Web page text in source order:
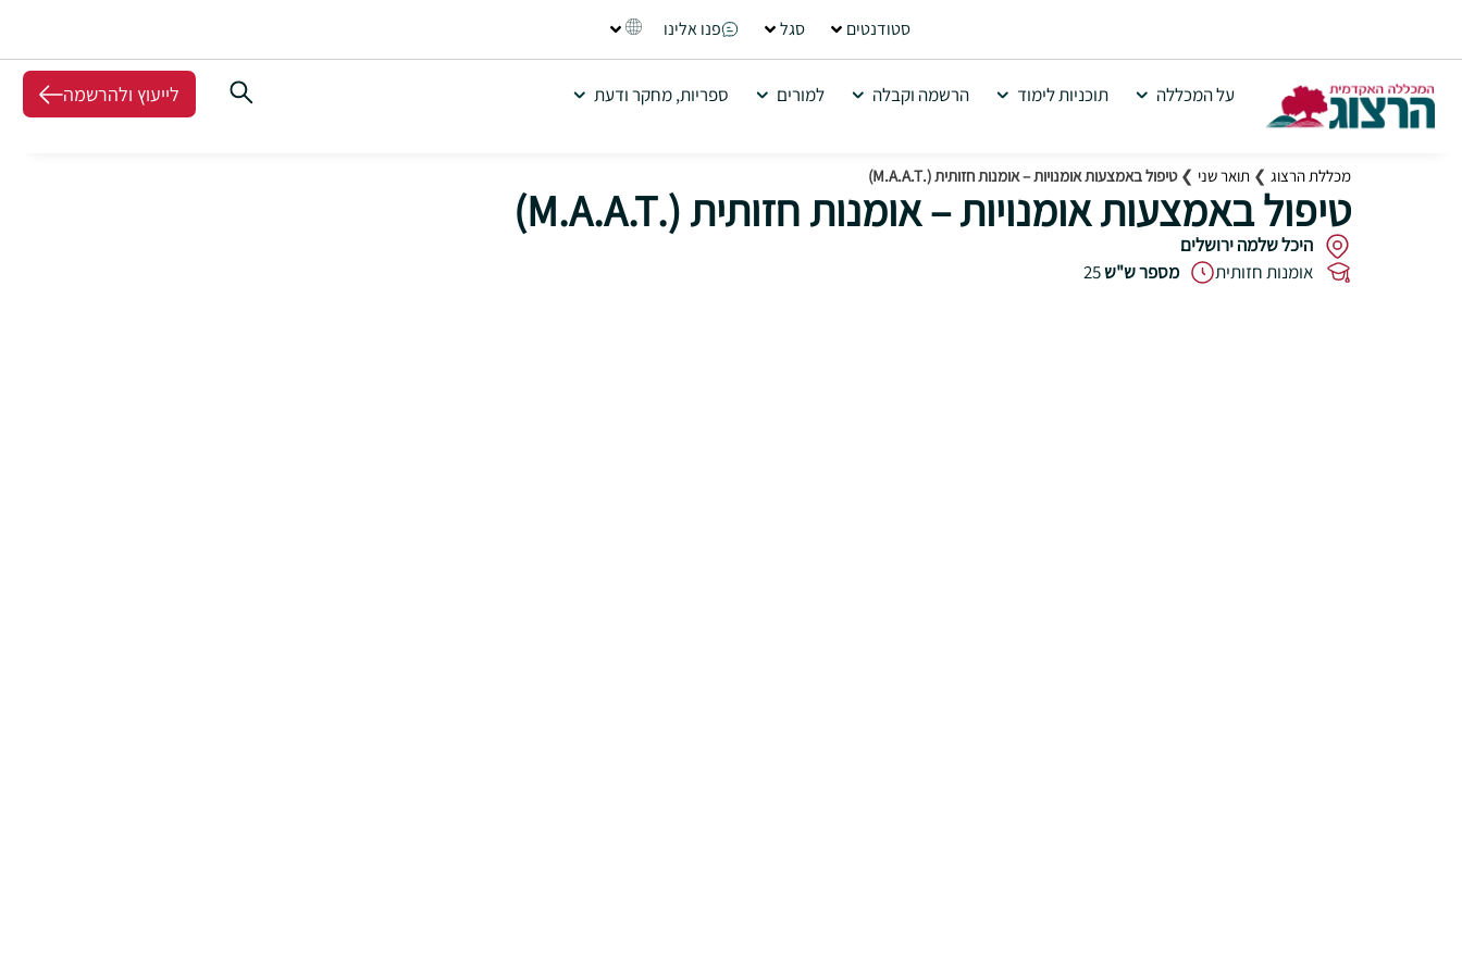
סטודנטים סגל פנו אלינו
על המכללה תוכניות לימוד הרשמה וקבלה למורים ספריות, מחקר ודעת לייעוץ ולהרשמה
אומנות חזותית מספר ש"ש25
היכל שלמה ירושלים
טיפול באמצעות אומנויות – אומנות חזותית (.M.A.A.T)
מכללת הרצוג ❯ תואר שני ❯טיפול באמצעות אומנויות – אומנות חזותית (.M.A.A.T)